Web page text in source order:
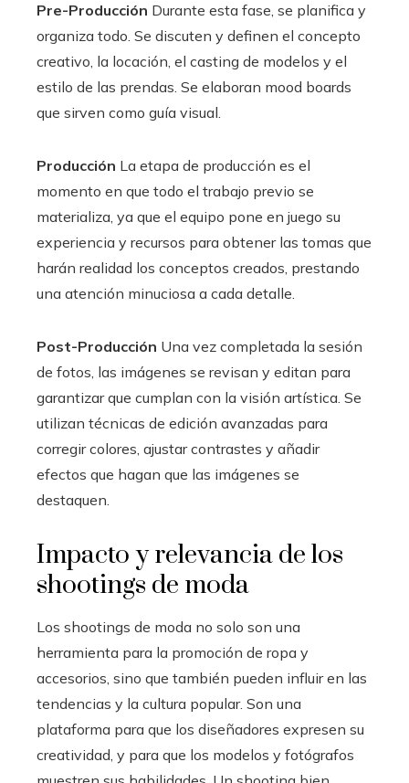
Pre-Producción Durante esta fase, se planifica y
organiza todo. Se discuten y definen el concepto
creativo, la locación, el casting de modelos y el
estilo de las prendas. Se elaboran mood boards
que sirven como guía visual.
Producción La etapa de producción es el
momento en que todo el trabajo previo se
materializa, ya que el equipo pone en juego su
experiencia y recursos para obtener las tomas que
harán realidad los conceptos creados, prestando
una atención minuciosa a cada detalle.
Post-Producción Una vez completada la sesión
de fotos, las imágenes se revisan y editan para
garantizar que cumplan con la visión artística. Se
utilizan técnicas de edición avanzadas para
corregir colores, ajustar contrastes y añadir
efectos que hagan que las imágenes se
destaquen.
Impacto y relevancia de los
shootings de moda
Los shootings de moda no solo son una
herramienta para la promoción de ropa y
accesorios, sino que también pueden influir en las
tendencias y la cultura popular. Son una
plataforma para que los diseñadores expresen su
creatividad, y para que los modelos y fotógrafos